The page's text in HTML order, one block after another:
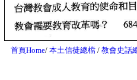
首頁Home/ 本土信徒總檔 / 教會史話